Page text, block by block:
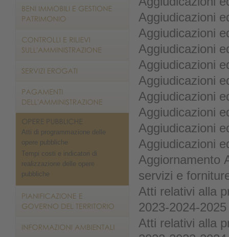
Atti di programmazione delle
opere pubbliche
Tempi costi e indicatori di
realizzazione delle opere
pubbliche
Aggiudicazioni
Aggiudicazioni
Aggiudicazioni
Aggiudicazioni
Aggiudicazioni
Aggiudicazioni
Aggiudicazioni
Aggiudicazioni
Aggiudicazioni
Aggiornamento
servizi e
Atti relativi alla
2023-2024-2025
Atti relativi alla